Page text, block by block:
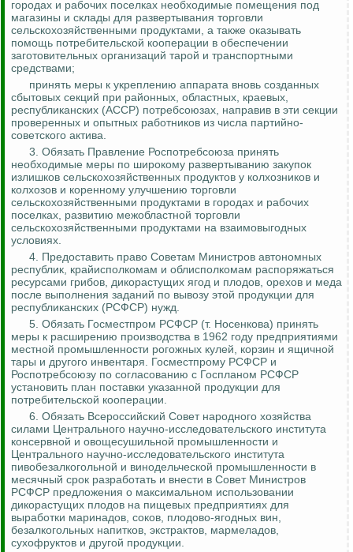
городах и рабочих поселках необходимые помещения под
магазины и склады для развертывания торговли
сельскохозяйственными продуктами, а также оказывать
помощь потребительской кооперации в обеспечении
заготовительных организаций тарой и транспортными
средствами;
принять меры к укреплению аппарата вновь созданных
сбытовых секций при районных, областных, краевых,
республиканских (АССР) потребсоюзах, направив в эти секции
проверенных и опытных работников из числа партийно-
советского актива.
3. Обязать Правление Роспотребсоюза принять
необходимые меры по широкому развертыванию закупок
излишков сельскохозяйственных продуктов у колхозников и
колхозов и коренному улучшению торговли
сельскохозяйственными продуктами в городах и рабочих
поселках, развитию межобластной торговли
сельскохозяйственными продуктами на взаимовыгодных
условиях.
4. Предоставить право Советам Министров автономных
республик, крайисполкомам и облисполкомам распоряжаться
ресурсами грибов, дикорастущих ягод и плодов, орехов и меда
после выполнения заданий по вывозу этой продукции для
республиканских (РСФСР) нужд.
5. Обязать Госместпром РСФСР (т. Носенкова) принять
меры к расширению производства в 1962 году предприятиями
местной промышленности рогожных кулей, корзин и ящичной
тары и другого инвентаря. Госместпрому РСФСР и
Роспотребсоюзу по согласованию с Госпланом РСФСР
установить план поставки указанной продукции для
потребительской кооперации.
6. Обязать Всероссийский Совет народного хозяйства
силами Центрального научно-исследовательского института
консервной и овощесушильной промышленности и
Центрального научно-исследовательского института
пивобезалкогольной и винодельческой промышленности в
месячный срок разработать и внести в Совет Министров
РСФСР предложения о максимальном использовании
дикорастущих плодов на пищевых предприятиях для
выработки маринадов, соков, плодово-ягодных вин,
безалкогольных напитков, экстрактов, мармеладов,
сухофруктов и другой продукции.